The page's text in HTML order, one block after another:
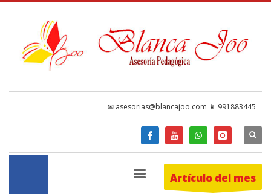
✉ asesorias@blancajoo.com 📱 991883445
Artículo del mes